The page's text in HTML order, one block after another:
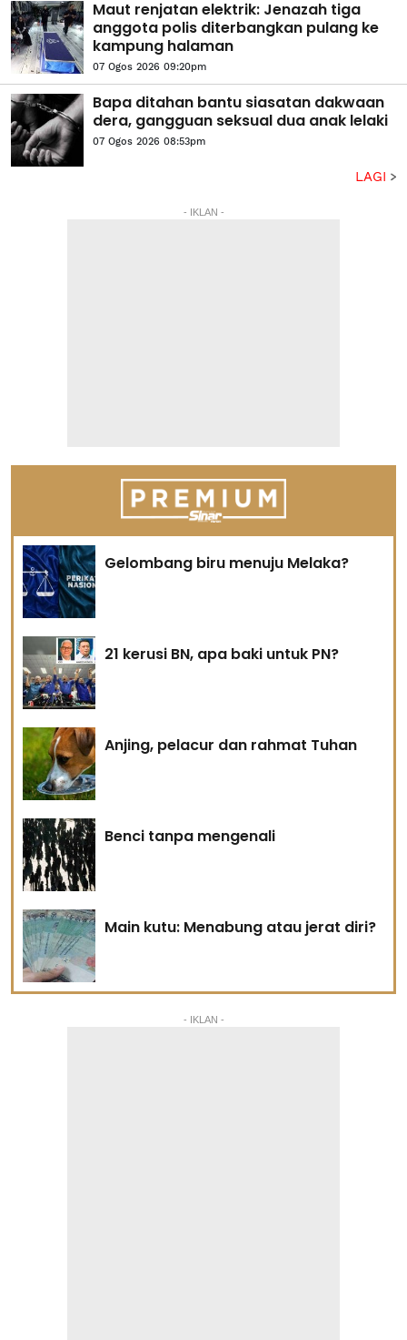
Maut renjatan elektrik: Jenazah tiga
anggota polis diterbangkan pulang ke
kampung halaman
07 Ogos 2026 09:20pm
Bapa ditahan bantu siasatan dakwaan
dera, gangguan seksual dua anak lelaki
07 Ogos 2026 08:53pm
LAGI
- IKLAN -
Gelombang biru menuju Melaka?
21 kerusi BN, apa baki untuk PN?
Anjing, pelacur dan rahmat Tuhan
Benci tanpa mengenali
Main kutu: Menabung atau jerat diri?
- IKLAN -